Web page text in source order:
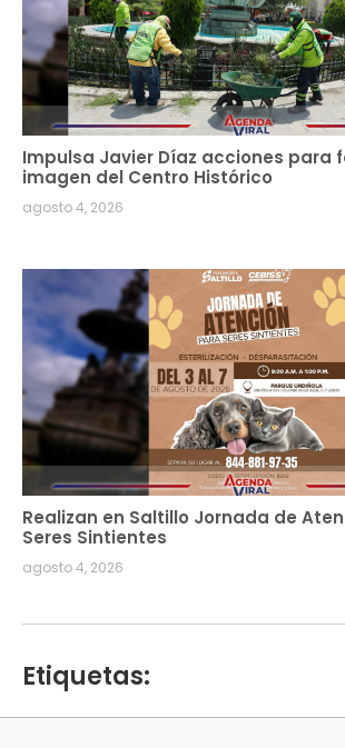
Impulsa Javier Díaz acciones para
imagen del Centro Histórico
agosto 4, 2026
Realizan en Saltillo Jornada de
Seres Sintientes
agosto 4, 2026
Etiquetas: